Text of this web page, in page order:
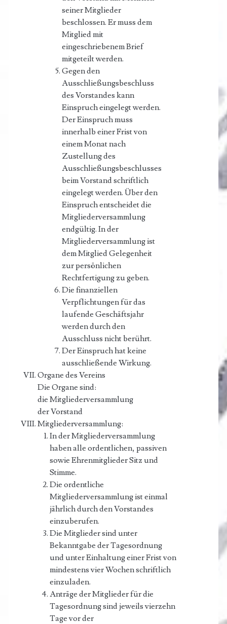
seiner Mitglieder
beschlossen. Er muss dem
Mitglied mit
eingeschriebenem Brief
mitgeteilt werden.
Gegen den
Ausschließungsbeschluss
des Vorstandes kann
Einspruch eingelegt werden.
Der Einspruch muss
innerhalb einer Frist von
einem Monat nach
Zustellung des
Ausschließungsbeschlusses
beim Vorstand schriftlich
eingelegt werden. Über den
Einspruch entscheidet die
Mitgliederversammlung
endgültig. In der
Mitgliederversammlung ist
dem Mitglied Gelegenheit
zur persönlichen
Rechtfertigung zu geben.
Die finanziellen
Verpflichtungen für das
laufende Geschäftsjahr
werden durch den
Ausschluss nicht berührt.
Der Einspruch hat keine
ausschließende Wirkung.
Organe des Vereins
Die Organe sind:
die Mitgliederversammlung
der Vorstand
Mitgliederversammlung:
In der Mitgliederversammlung
haben alle ordentlichen, passiven
sowie Ehrenmitglieder Sitz und
Stimme.
Die ordentliche
Mitgliederversammlung ist einmal
jährlich durch den Vorstandes
einzuberufen.
Die Mitglieder sind unter
Bekanntgabe der Tagesordnung
und unter Einhaltung einer Frist von
mindestens vier Wochen schriftlich
einzuladen.
Anträge der Mitglieder für die
Tagesordnung sind jeweils vierzehn
Tage vor der